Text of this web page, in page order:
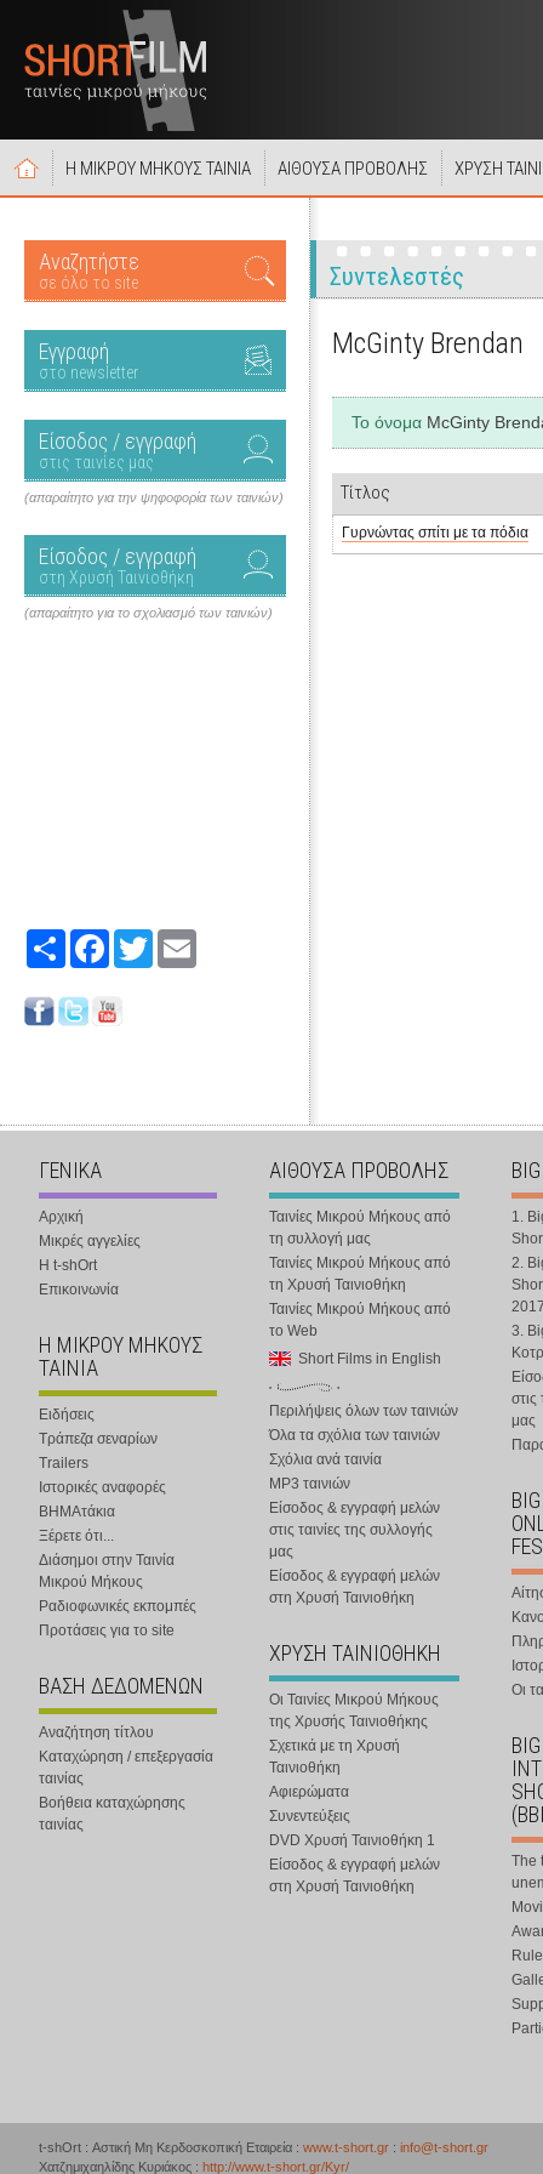
Η ΜΙΚΡΟΥ ΜΗΚΟΥΣ ΤΑΙΝΙΑ ΑΙΘΟΥΣΑ ΠΡΟΒΟΛΗΣ ΧΡΥΣΗ
Αναζητήστε
σε όλο το site
Εγγραφή
στο newsletter
Είσοδος / εγγραφή
στις ταινίες μας
(απαραίτητο για την ψηφοφορία των ταινιών)
Είσοδος / εγγραφή
στη Χρυσή Ταινιοθήκη
(απαραίτητο για το σχολιασμό των ταινιών)
Share FacebookTwitter
Συντελεστές
McGinty Brendan
Το όνομα McGinty
Τίτλος
Γυρνώντας σπίτι με τα πόδια
ΓΕΝΙΚΑ
Αρχική
Μικρές αγγελίες
Η t-shOrt
Επικοινωνία
Η ΜΙΚΡΟΥ ΜΗΚΟΥΣ
ΤΑΙΝΙΑ
Ειδήσεις
Τράπεζα σεναρίων
Trailers
Ιστορικές αναφορές
ΒΗΜΑτάκια
Ξέρετε ότι...
Διάσημοι στην Ταινία
Μικρού Μήκους
Ραδιοφωνικές εκπομπές
Προτάσεις για το site
ΒΑΣΗ ΔΕΔΟΜΕΝΩΝ
Αναζήτηση τίτλου
Καταχώρηση / επεξεργασία
ταινίας
Βοήθεια καταχώρησης
ταινίας
ΑΙΘΟΥΣΑ ΠΡΟΒΟΛΗΣ
Ταινίες Μικρού Μήκους από
τη συλλογή μας
Ταινίες Μικρού Μήκους από
τη Χρυσή Ταινιοθήκη
Ταινίες Μικρού Μήκους από
το Web
Short Films in English
Περιλήψεις όλων των ταινιών
Όλα τα σχόλια των ταινιών
Σχόλια ανά ταινία
MP3 ταινιών
Είσοδος & εγγραφή μελών
στις ταινίες της συλλογής
μας
Είσοδος & εγγραφή μελών
στη Χρυσή Ταινιοθήκη
ΧΡΥΣΗ ΤΑΙΝΙΟΘΗΚΗ
Οι Ταινίες Μικρού Μήκους
της Χρυσής Ταινιοθήκης
Σχετικά με τη Χρυσή
Ταινιοθήκη
Αφιερώματα
Συνεντεύξεις
DVD Χρυσή Ταινιοθήκη 1
Είσοδος & εγγραφή μελών
στη Χρυσή Ταινιοθήκη
1.
2.
3.
στις
μας
Οι
The
t-shOrt : Αστική Μη Κερδοσκοπική Εταιρεία : www.t-short.gr : info@t-short.gr
Χατζημιχαηλίδης Κυριάκος : http://www.t-short.gr/Kyr/